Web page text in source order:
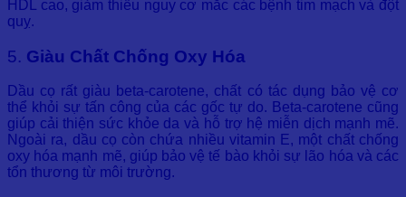
HDL cao, giảm thiểu nguy cơ mắc các bệnh tim mạch và đột
quỵ.
5. Giàu Chất Chống Oxy Hóa
Dầu cọ rất giàu beta-carotene, chất có tác dụng bảo vệ cơ
thể khỏi sự tấn công của các gốc tự do. Beta-carotene cũng
giúp cải thiện sức khỏe da và hỗ trợ hệ miễn dịch mạnh mẽ.
Ngoài ra, dầu cọ còn chứa nhiều vitamin E, một chất chống
oxy hóa mạnh mẽ, giúp bảo vệ tế bào khỏi sự lão hóa và các
tổn thương từ môi trường.